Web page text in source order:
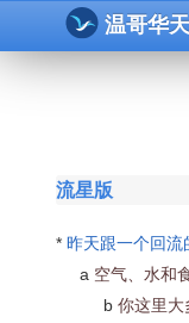
温哥华
流星版
* 昨天跟一个回流
a 空气、水和
b 你这里大